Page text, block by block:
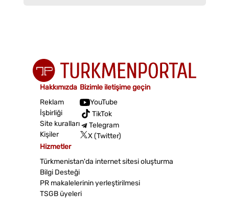
Hakkımızda
Reklam
İşbirliği
Site kuralları
Kişiler
Bizimle iletişime geçin
YouTube
TikTok
Telegram
X (Twitter)
Hizmetler
Türkmenistan'da internet sitesi oluşturma
Bilgi Desteği
PR makalelerinin yerleştirilmesi
TSGB üyeleri